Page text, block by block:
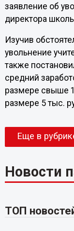
заявление об
директора
Изучив
увольнение
также
средний
размере свыше
размере 5 тыс.
Еще в
Новости
ТОП